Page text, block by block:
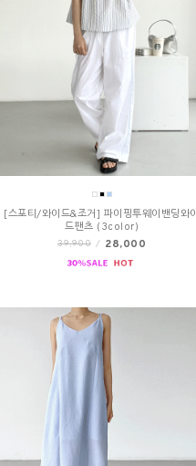
[스포티/와이드&조거] 파이핑투웨이밴딩와이
드팬츠 (3color)
39,900 / 28,000